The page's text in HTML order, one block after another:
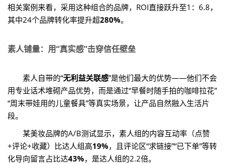
相关案例来看，采用这种组合的品牌，ROI直接跃升至1：6.8，
其中24个品牌转化率提升超280%。
素人铺量：用“真实感”击穿信任壁垒
素人自带的“无利益关联感”是他们最大的优势——他们不会
用专业话术堆砌产品优势，而是通过“早餐时随手拍的咖啡拉花”
“周末带娃用的儿童餐具”等真实场景，让产品自然融入生活片
段。
某美妆品牌的A/B测试显示，素人组的内容互动率（点赞
+评论+收藏）比达人组高19%，且评论区“求链接”“已下单”等转
化导向留言占比达43%，是达人组的2.2倍。